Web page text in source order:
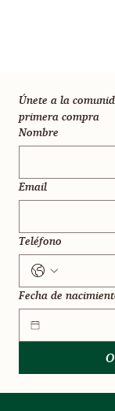
Únete a la
primera compra
Nombre
Email
Teléfono
Fecha de